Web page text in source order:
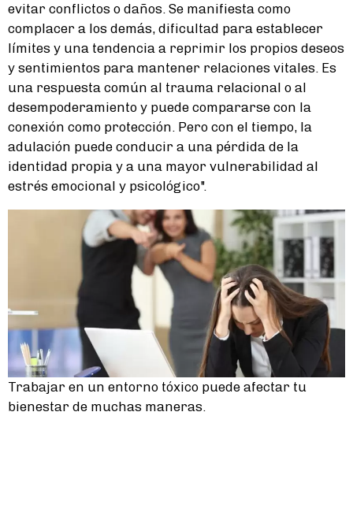
evitar conflictos o daños. Se manifiesta como
complacer a los demás, dificultad para establecer
límites y una tendencia a reprimir los propios deseos
y sentimientos para mantener relaciones vitales. Es
una respuesta común al trauma relacional o al
desempoderamiento y puede compararse con la
conexión como protección. Pero con el tiempo, la
adulación puede conducir a una pérdida de la
identidad propia y a una mayor vulnerabilidad al
estrés emocional y psicológico".
Trabajar en un entorno tóxico puede afectar tu
bienestar de muchas maneras.